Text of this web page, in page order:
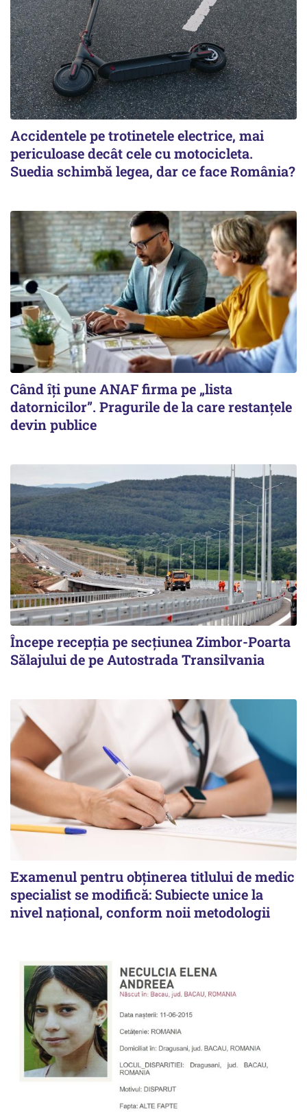
Accidentele pe trotinetele electrice, mai
periculoase decât cele cu motocicleta.
Suedia schimbă legea, dar ce face România?
Când îți pune ANAF firma pe „lista
datornicilor”. Pragurile de la care restanțele
devin publice
Începe recepţia pe secţiunea Zimbor-Poarta
Sălajului de pe Autostrada Transilvania
Examenul pentru obținerea titlului de medic
specialist se modifică: Subiecte unice la
nivel național, conform noii metodologii